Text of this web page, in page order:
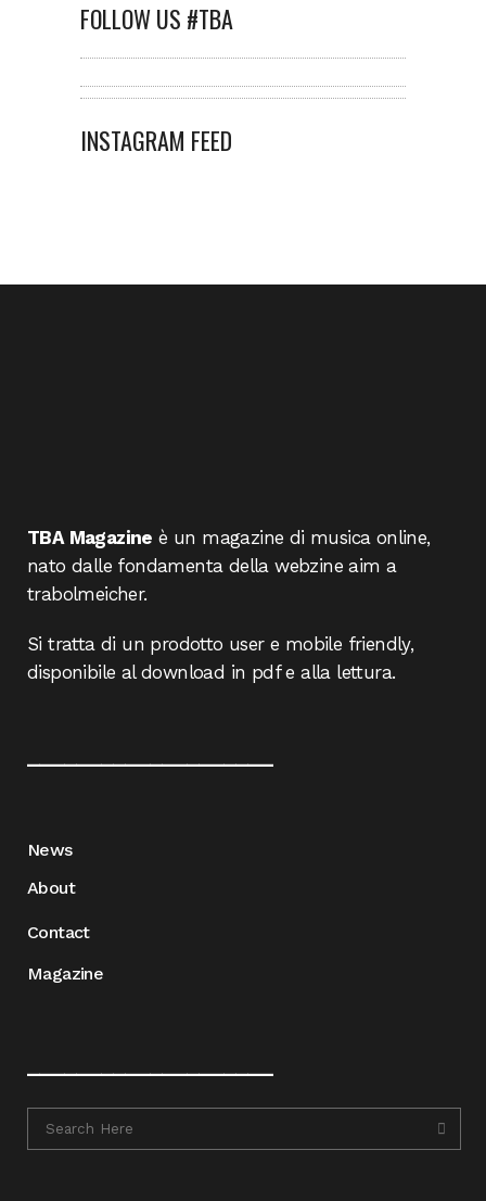
FOLLOW US #TBA
INSTAGRAM FEED
TBA Magazine è un magazine di musica online,
nato dalle fondamenta della webzine aim a
trabolmeicher.
Si tratta di un prodotto user e mobile friendly,
disponibile al download in pdf e alla lettura.
News
About
Contact
Magazine